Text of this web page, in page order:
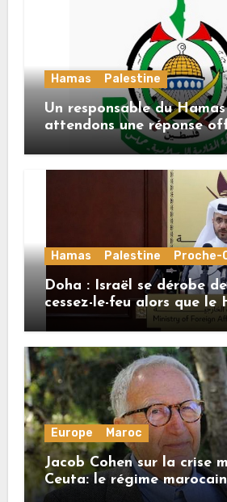
Hamas Palestine
Un responsable du
attendons une réponse
Mladenov concernant la
route de la deuxième
Hamas Palestine Proche-
Doha : Israël se dérobe
cessez-le-feu alors que le
honore ses engagements
Europe Maroc
Jacob Cohen sur la crise
Ceuta: le régime
bonne part de sa